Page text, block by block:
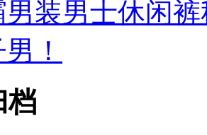
男装男士休闲
！
档